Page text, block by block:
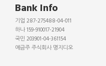
Bank Info
기업 287-275488-04-011
하나 159-910017-21904
국민 203901-04-361154
예금주 주식회사 명지디오